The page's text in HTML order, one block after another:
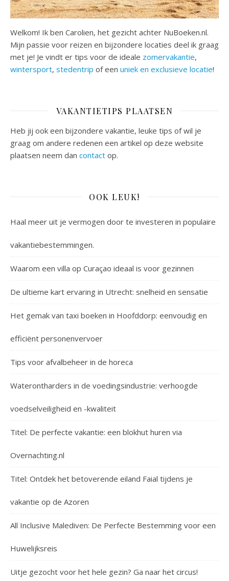
Welkom! Ik ben Carolien, het gezicht achter NuBoeken.nl.
Mijn passie voor reizen en bijzondere locaties deel ik graag
met je! Je vindt er tips voor de ideale zomervakantie,
wintersport, stedentrip of een uniek en exclusieve locatie!
VAKANTIETIPS PLAATSEN
Heb jij ook een bijzondere vakantie, leuke tips of wil je
graag om andere redenen een artikel op deze website
plaatsen neem dan contact op.
OOK LEUK!
Haal meer uit je vermogen door te investeren in populaire
vakantiebestemmingen.
Waarom een villa op Curaçao ideaal is voor gezinnen
De ultieme kart ervaring in Utrecht: snelheid en sensatie
Het gemak van taxi boeken in Hoofddorp: eenvoudig en
efficiënt personenvervoer
Tips voor afvalbeheer in de horeca
Waterontharders in de voedingsindustrie: verhoogde
voedselveiligheid en -kwaliteit
Titel: De perfecte vakantie: een blokhut huren via
Overnachting.nl
Titel: Ontdek het betoverende eiland Faial tijdens je
vakantie op de Azoren
All Inclusive Malediven: De Perfecte Bestemming voor een
Huwelijksreis
Uitje gezocht voor het hele gezin? Ga naar het circus!